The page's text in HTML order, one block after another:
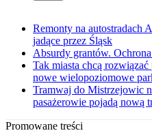
Remonty na autostradach
jadące przez Śląsk
Absurdy grantów.
Tak miasta chcą
nowe wielopoziomowe
Tramwaj do Mistrzejowic
pasażerowie pojadą nową
Promowane treści